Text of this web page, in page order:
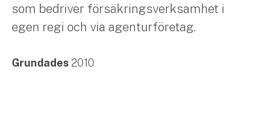
som bedriver försäkringsverksamhet i
egen regi och via agenturföretag.
Grundades 2010